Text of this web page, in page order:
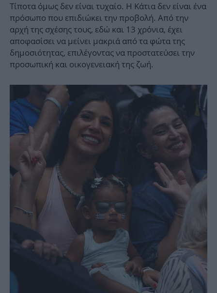
Τίποτα όμως δεν είναι τυχαίο. Η Κάτια δεν είναι ένα
πρόσωπο που επιδιώκει την προβολή. Από την
αρχή της σχέσης τους, εδώ και 13 χρόνια, έχει
αποφασίσει να μείνει μακριά από τα φώτα της
δημοσιότητας, επιλέγοντας να προστατεύσει την
προσωπική και οικογενειακή της ζωή.